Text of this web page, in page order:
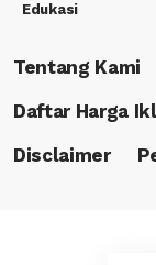
Edukasi
Tentang Kami
Daftar Harga
Disclaimer